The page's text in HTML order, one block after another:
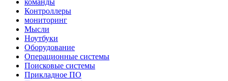
Контроллеры
мониторинг
Мысли
Ноутбуки
Оборудование
Операционные системы
Поисковые системы
Прикладное ПО